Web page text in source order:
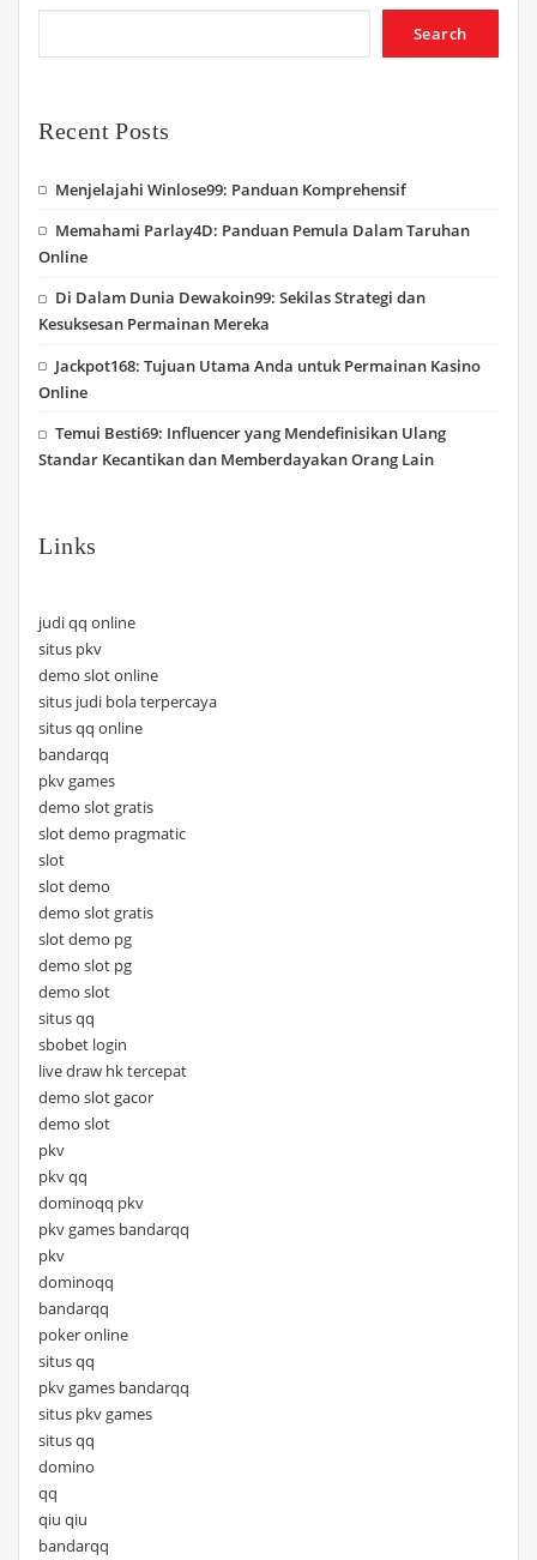
Search
Recent Posts
Menjelajahi Winlose99: Panduan Komprehensif
Memahami Parlay4D: Panduan Pemula Dalam Taruhan
Online
Di Dalam Dunia Dewakoin99: Sekilas Strategi dan
Kesuksesan Permainan Mereka
Jackpot168: Tujuan Utama Anda untuk Permainan Kasino
Online
Temui Besti69: Influencer yang Mendefinisikan Ulang
Standar Kecantikan dan Memberdayakan Orang Lain
Links
judi qq online
situs pkv
demo slot online
situs judi bola terpercaya
situs qq online
bandarqq
pkv games
demo slot gratis
slot demo pragmatic
slot
slot demo
demo slot gratis
slot demo pg
demo slot pg
demo slot
situs qq
sbobet login
live draw hk tercepat
demo slot gacor
demo slot
pkv
pkv qq
dominoqq pkv
pkv games bandarqq
pkv
dominoqq
bandarqq
poker online
situs qq
pkv games bandarqq
situs pkv games
situs qq
domino
qq
qiu qiu
bandarqq